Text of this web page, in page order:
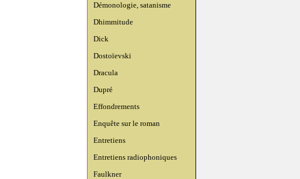
Démonologie, satanisme
Dhimmitude
Dick
Dostoïevski
Dracula
Dupré
Effondrements
Enquête sur le roman
Entretiens
Entretiens radiophoniques
Faulkner